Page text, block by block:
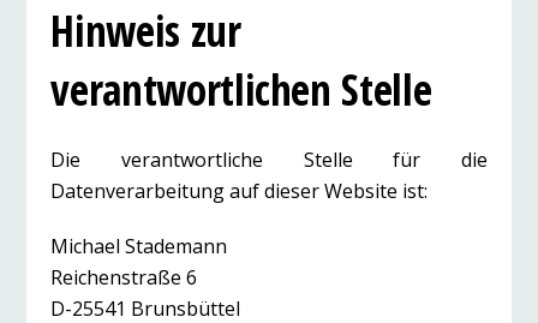
Hinweis zur
verantwortlichen Stelle
Die verantwortliche Stelle für die
Datenverarbeitung auf dieser Website ist:
Michael Stademann
Reichenstraße 6
D-25541 Brunsbüttel